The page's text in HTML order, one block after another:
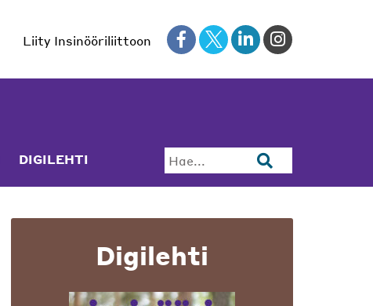
Liity Insinööriliittoon
DIGILEHTI Hae...
Digilehti